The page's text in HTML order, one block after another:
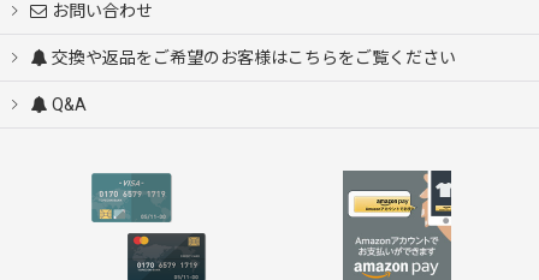
お問い合わせ
交換や返品をご希望のお客様はこちらをご覧ください
Q&A